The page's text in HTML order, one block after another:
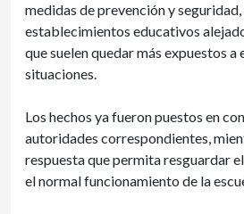
medidas de prevención y
establecimientos educativos
que suelen quedar más expuestos a
situaciones.
Los hechos ya fueron puestos en
autoridades correspondientes,
respuesta que permita resguardar
el normal funcionamiento de la